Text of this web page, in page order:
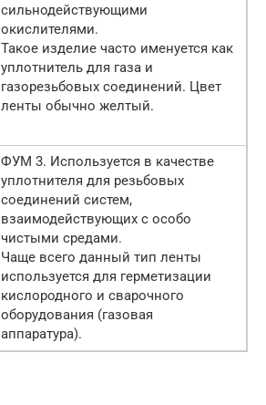
сильнодействующими
окислителями.
Такое изделие часто именуется как
уплотнитель для газа и
газорезьбовых соединений. Цвет
ленты обычно желтый.
ФУМ 3. Используется в качестве
уплотнителя для резьбовых
соединений систем,
взаимодействующих с особо
чистыми средами.
Чаще всего данный тип ленты
используется для герметизации
кислородного и сварочного
оборудования (газовая
аппаратура).